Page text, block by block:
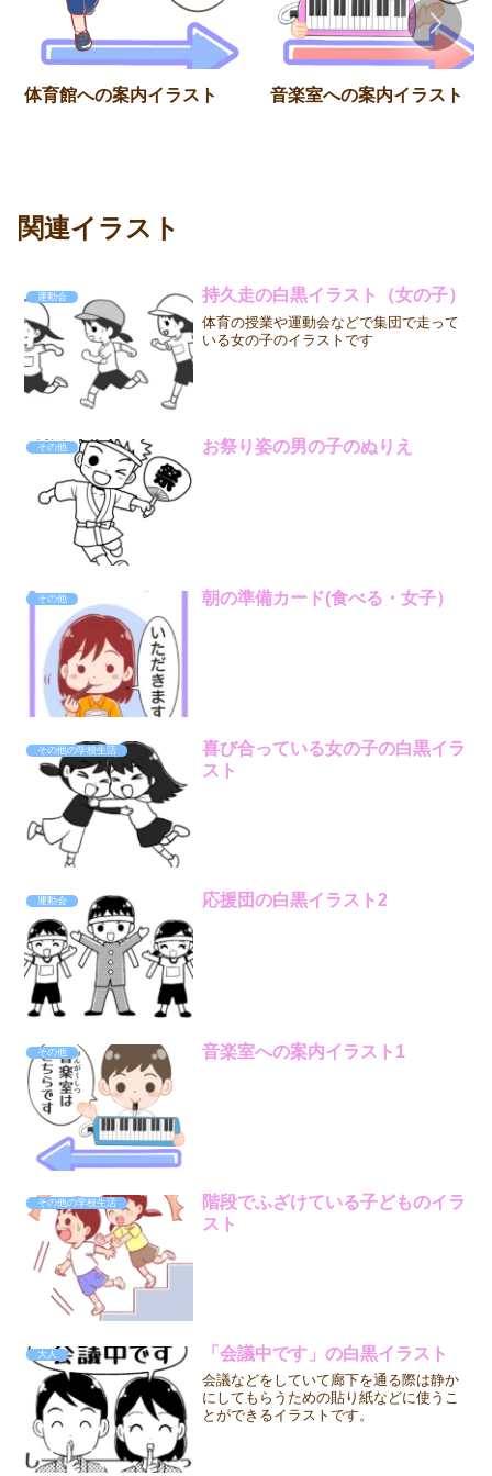
体育館への案内イラスト 音楽室への案内イラスト
関連イラスト
運動会 持久走の白黒イラスト（女の子）
体育の授業や運動会などで集団で走って
いる女の子のイラストです
その他 お祭り姿の男の子のぬりえ
その他 朝の準備カード(食べる・女子）
その他の学校生活
喜び合っている女の子の白黒イラ
スト
運動会 応援団の白黒イラスト2
その他 音楽室への案内イラスト1
その他の学校生活
階段でふざけている子どものイラ
スト
大人 「会議中です」の白黒イラスト
会議などをしていて廊下を通る際は静か
にしてもらうための貼り紙などに使うこ
とができるイラストです。